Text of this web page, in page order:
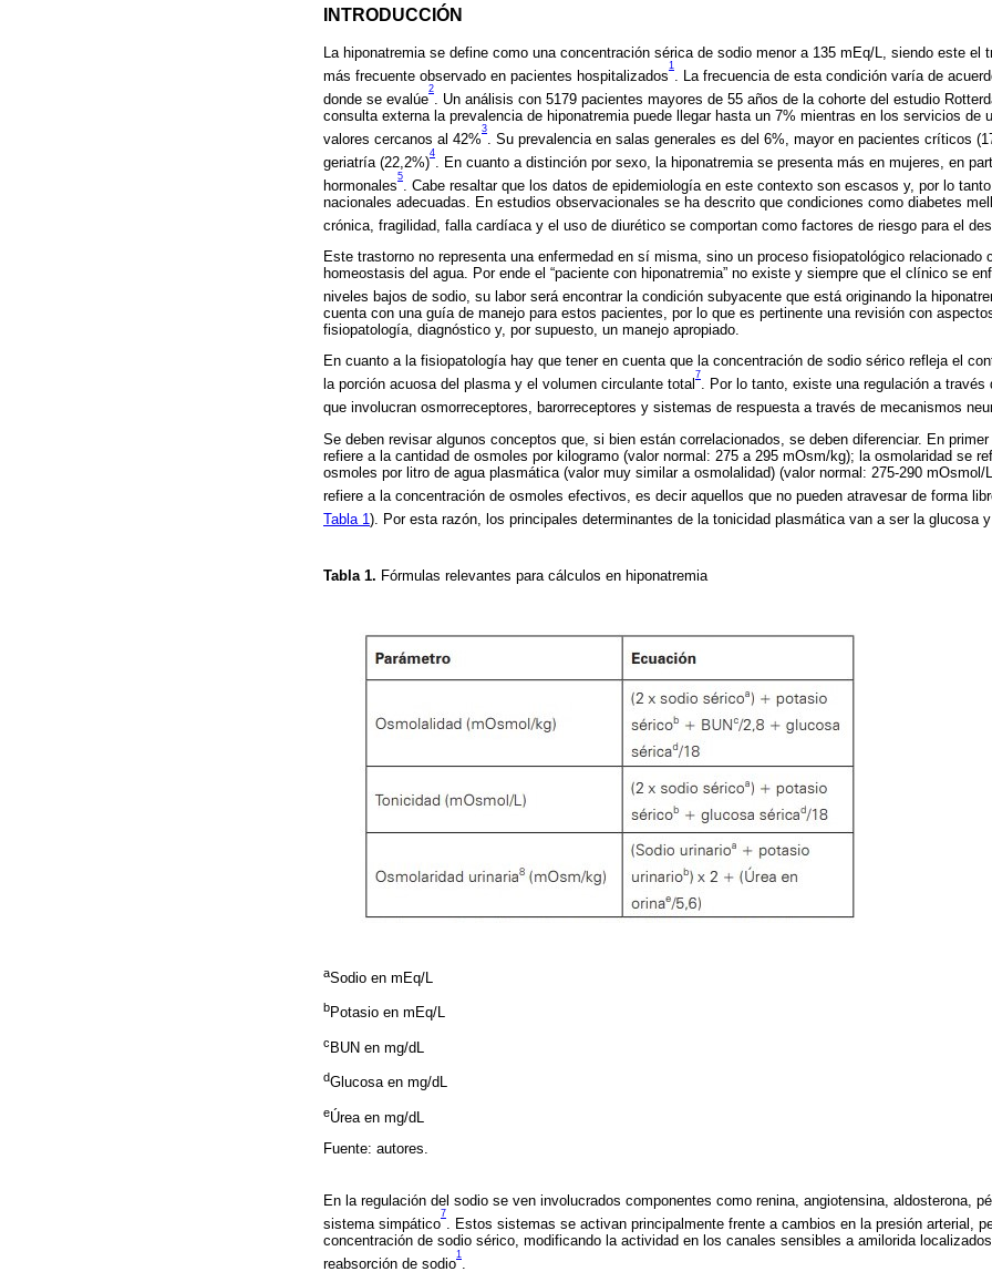
INTRODUCCIÓN
La hiponatremia se define como una concentración sérica de sodio menor a 135 mEq/L, siendo este el
más frecuente observado en pacientes hospitalizados
1
. La frecuencia de esta condición varía de
donde se evalúe
2
. Un análisis con 5179 pacientes mayores de 55 años de la cohorte del estudio
consulta externa la prevalencia de hiponatremia puede llegar hasta un 7% mientras en los servicios de
valores cercanos al 42%
3
. Su prevalencia en salas generales es del 6%, mayor en pacientes críticos
geriatría (22,2%)
4
. En cuanto a distinción por sexo, la hiponatremia se presenta más en mujeres, en
hormonales
5
. Cabe resaltar que los datos de epidemiología en este contexto son escasos y, por lo
nacionales adecuadas. En estudios observacionales se ha descrito que condiciones como diabetes
crónica, fragilidad, falla cardíaca y el uso de diurético se comportan como factores de riesgo para el
Este trastorno no representa una enfermedad en sí misma, sino un proceso fisiopatológico relacionado
homeostasis del agua. Por ende el “paciente con hiponatremia” no existe y siempre que el clínico se
niveles bajos de sodio, su labor será encontrar la condición subyacente que está originando la
cuenta con una guía de manejo para estos pacientes, por lo que es pertinente una revisión con
fisiopatología, diagnóstico y, por supuesto, un manejo apropiado.
En cuanto a la fisiopatología hay que tener en cuenta que la concentración de sodio sérico refleja el
la porción acuosa del plasma y el volumen circulante total
7
. Por lo tanto, existe una regulación a través
que involucran osmorreceptores, barorreceptores y sistemas de respuesta a través de mecanismos
Se deben revisar algunos conceptos que, si bien están correlacionados, se deben diferenciar. En
refiere a la cantidad de osmoles por kilogramo (valor normal: 275 a 295 mOsm/kg); la osmolaridad se
osmoles por litro de agua plasmática (valor muy similar a osmolalidad) (valor normal: 275-290
refiere a la concentración de osmoles efectivos, es decir aquellos que no pueden atravesar de forma
Tabla 1 ). Por esta razón, los principales determinantes de la tonicidad plasmática van a ser la glucosa
Tabla 1. Fórmulas relevantes para cálculos en hiponatremia
aSodio en mEq/L
bPotasio en mEq/L
c BUN en mg/dL
dGlucosa en mg/dL
eÚrea en mg/dL
Fuente: autores.
En la regulación del sodio se ven involucrados componentes como renina, angiotensina, aldosterona,
sistema simpático
7
. Estos sistemas se activan principalmente frente a cambios en la presión arterial,
concentración de sodio sérico, modificando la actividad en los canales sensibles a amilorida
reabsorción de sodio
1